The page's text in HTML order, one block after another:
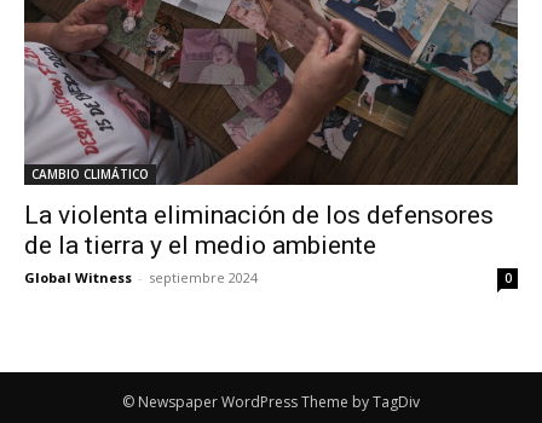
CAMBIO CLIMÁTICO
La violenta eliminación de los defensores
de la tierra y el medio ambiente
Global Witness - septiembre 2024 0
© Newspaper WordPress Theme by TagDiv